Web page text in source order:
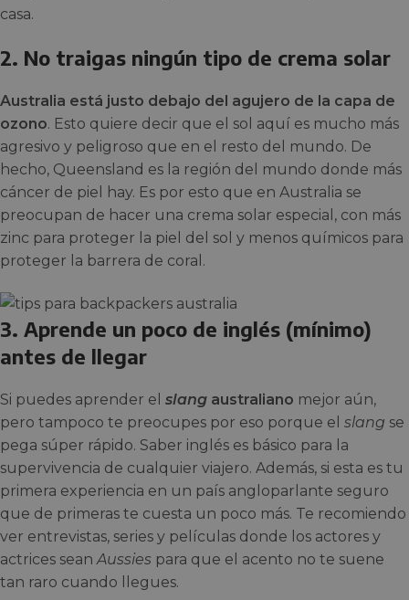
casa.
2. No traigas ningún tipo de crema solar
Australia está justo debajo del agujero de la capa de
ozono. Esto quiere decir que el sol aquí es mucho más
agresivo y peligroso que en el resto del mundo. De
hecho, Queensland es la región del mundo donde más
cáncer de piel hay. Es por esto que en Australia se
preocupan de hacer una crema solar especial, con más
zinc para proteger la piel del sol y menos químicos para
proteger la barrera de coral.
3. Aprende un poco de inglés (mínimo)
antes de llegar
Si puedes aprender el slang australiano mejor aún,
pero tampoco te preocupes por eso porque el slang se
pega súper rápido. Saber inglés es básico para la
supervivencia de cualquier viajero. Además, si esta es tu
primera experiencia en un país angloparlante seguro
que de primeras te cuesta un poco más. Te recomiendo
ver entrevistas, series y películas donde los actores y
actrices sean Aussies para que el acento no te suene
tan raro cuando llegues.